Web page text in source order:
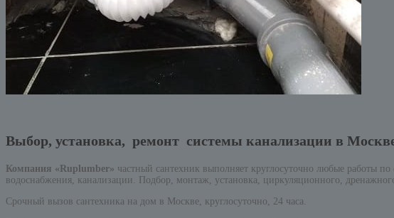
Выбор, установка, ремонт системы канализации в Москве
Компания «Ruplumber» частный сантехник выполняет круглосуточно любые
водоснабжения, канализации. Подбор, монтаж, установка, циркуляционного,
Срочный вызов сантехника на дом в Москве, круглосуточно, 24 часа.